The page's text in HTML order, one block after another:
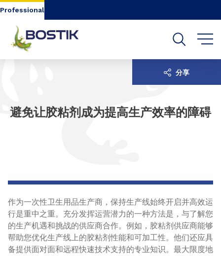
Go to content
Professional
避免让胶粘剂成为提高生产效率的障碍
分享
作为一次性卫生用品生产商，保持生产线始终开启并高效运
行是重中之重。充分发挥运营潜力的一种方法是，与了解您
的生产机遇和挑战的供应商合作。例如，胶粘剂供应商能够
帮助您优化生产线上的胶粘剂性能和可加工性。他们还应具
备提供面对面和远程快速技术支持的专业知识。最大限度地